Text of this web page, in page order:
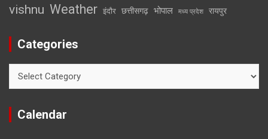
vishnu Weather इंदौर छत्तीसगढ़ भोपाल मध्य प्रदेश रायपुर
Categories
Calendar